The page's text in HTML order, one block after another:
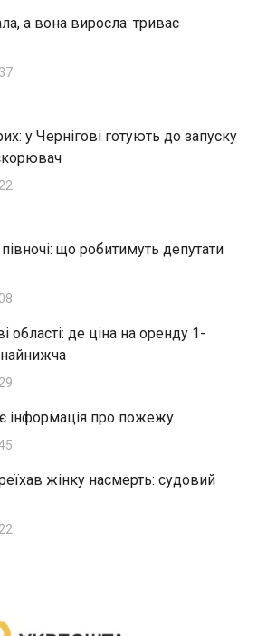
а вона виросла: триває
у Чернігові готують до запуску
що робитимуть депутати
області: де ціна на оренду 1-
найнижча
інформація про пожежу
жінку насмерть: судовий